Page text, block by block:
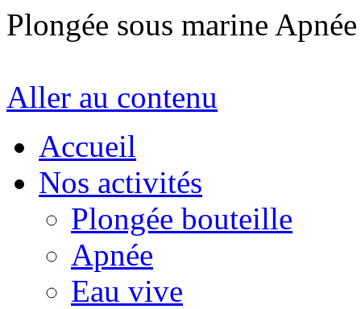
Plongée sous marine
Aller au contenu
Accueil
Nos activités
Plongée bouteille
Apnée
Eau vive